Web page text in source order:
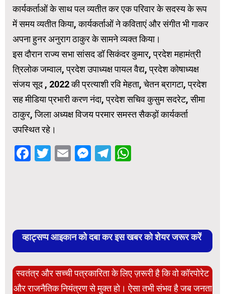
कार्यकर्ताओं के साथ पल व्यतीत कर एक परिवार के सदस्य के रूप
में समय व्यतीत किया, कार्यकर्ताओं ने कविताएं और संगीत भी गाकर
अपना हुनर अनुराग ठाकुर के सामने व्यक्त किया।
इस दौरान राज्य सभा सांसद डॉ सिकंदर कुमार, प्रदेश महामंत्री
त्रिलोक जम्वाल, प्रदेश उपाध्यक्ष पायल वैद्य, प्रदेश कोषाध्यक्ष
संजय सूद , 2022 की प्रत्याशी रवि मेहता, चेतन ब्रागटा, प्रदेश
सह मीडिया प्रभारी करण नंदा, प्रदेश सचिव कुसुम सदरेट, सीमा
ठाकुर, जिला अध्यक्ष विजय परमार समस्त सैकड़ों कार्यकर्ता
उपस्थित रहे।
Facebook
Twitter
EmailMessenger
Telegram
व्हाट्सप्प आइकान को दबा कर इस खबर को शेयर जरूर करें
स्वतंत्र और सच्ची पत्रकारिता के लिए ज़रूरी है कि वो कॉरपोरेट
और राजनैतिक नियंत्रण से मुक्त हो। ऐसा तभी संभव है जब जनता